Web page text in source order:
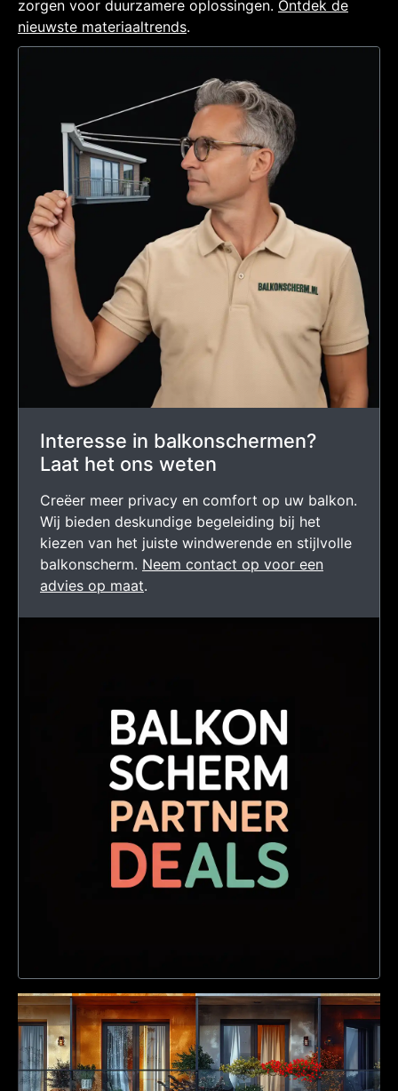
zorgen voor duurzamere oplossingen. Ontdek de
nieuwste materiaaltrends.
Interesse in balkonschermen?
Laat het ons weten
Creëer meer privacy en comfort op uw balkon.
Wij bieden deskundige begeleiding bij het
kiezen van het juiste windwerende en stijlvolle
balkonscherm. Neem contact op voor een
advies op maat.